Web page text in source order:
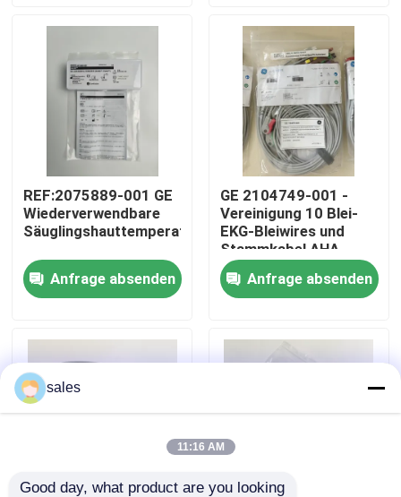
Videos
Über uns
Werksbesichtigung
Qualitätskontrolle
Bitte um ein Angebot
Patientenmonitormodul
REF:2075889-001 GE
Wiederverwendbare
Säuglingshauttemperatursonde
Anfrage absenden
GE 2104749-001 -
Vereinigung 10 Blei-
EKG-Bleiwires und
Stammkabel,AHA
Anfrage absenden
sales
11:16 AM
Good day, what product are you looking